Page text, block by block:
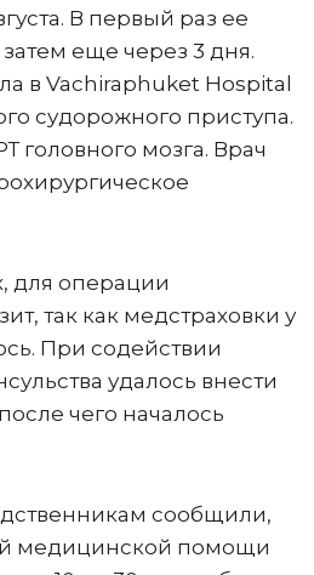
В первый раз ее
еще через 3 дня.
в Vachiraphuket Hospital
судорожного приступа.
головного мозга. Врач
для операции
так как медстраховки у
При содействии
удалось внести
чего началось
сообщили,
медицинской помощи